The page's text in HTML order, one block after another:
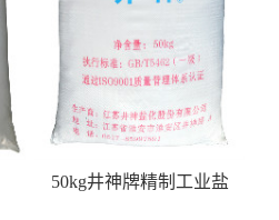
50kg井神牌精制工业盐